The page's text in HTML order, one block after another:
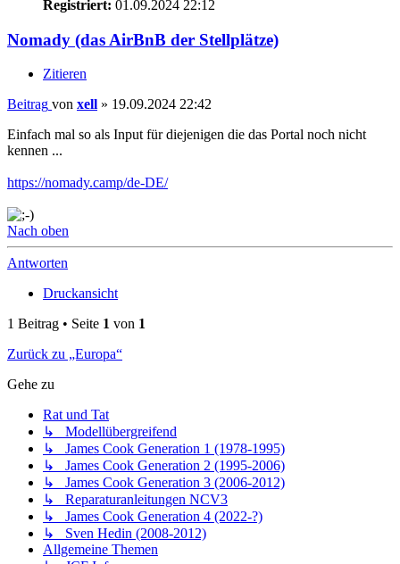
Registriert: 01.09.2024 22:12
Nomady (das AirBnB der Stellplätze)
Zitieren
Beitrag von xell » 19.09.2024 22:42
Einfach mal so als Input für diejenigen die das Portal noch nicht
kennen ...
https://nomady.camp/de-DE/
Nach oben
Antworten
Druckansicht
1 Beitrag • Seite 1 von 1
Zurück zu „Europa“
Gehe zu
Rat und Tat
↳ Modellübergreifend
↳ James Cook Generation 1 (1978-1995)
↳ James Cook Generation 2 (1995-2006)
↳ James Cook Generation 3 (2006-2012)
↳ Reparaturanleitungen NCV3
↳ James Cook Generation 4 (2022-?)
↳ Sven Hedin (2008-2012)
Allgemeine Themen